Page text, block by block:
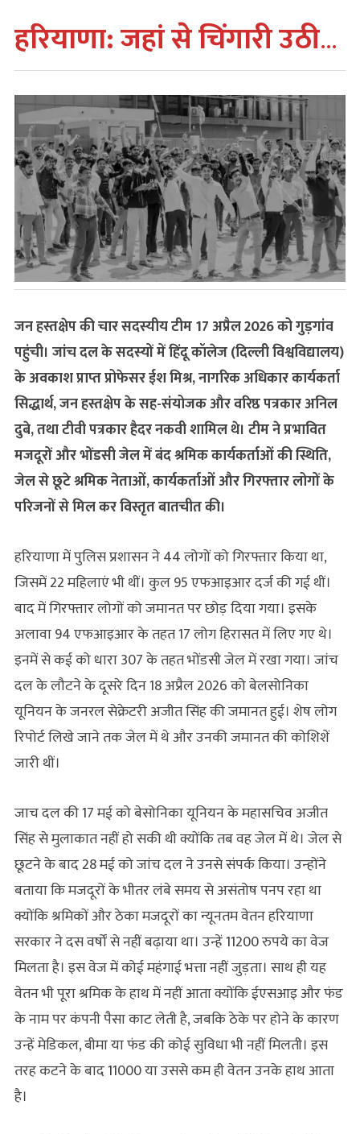
हरियाणा: जहां से चिंगारी उठी…
जन हस्तक्षेप की चार सदस्यीय टीम 17 अप्रैल 2026 को गुड़गांव
पहुंची। जांच दल के सदस्‍यों में हिंदू कॉलेज (दिल्ली विश्वविद्यालय)
के अवकाश प्राप्‍त प्रोफेसर ईश मिश्र, नागरिक अधिकार कार्यकर्ता
सिद्धार्थ, जन हस्तक्षेप के सह-संयोजक और वरिष्ठ पत्रकार अनिल
दुबे, तथा टीवी पत्रकार हैदर नकवी शामिल थे। टीम ने प्रभावित
मजदूरों और भोंडसी जेल में बंद श्रमिक कार्यकर्ताओं की स्थिति,
जेल से छूटे श्रमिक नेताओं, कार्यकर्ताओं और गिरफ्तार लोगों के
परिजनों से मिल कर विस्तृत बातचीत की।
हरियाणा में पुलिस प्रशासन ने 44 लोगों को गिरफ्तार किया था,
जिसमें 22 महिलाएं भी थीं। कुल 95 एफआइआर दर्ज की गई थीं।
बाद में गिरफ्तार लोगों को जमानत पर छोड़ दिया गया। इसके
अलावा 94 एफआइआर के तहत 17 लोग हिरासत में लिए गए थे।
इनमें से कई को धारा 307 के तहत भोंडसी जेल में रखा गया। जांच
दल के लौटने के दूसरे दिन 18 अप्रैल 2026 को बेलसोनिका
यूनियन के जनरल सेक्रेटरी अजीत सिंह की जमानत हुई। शेष लोग
रिपोर्ट लिखे जाने तक जेल में थे और उनकी जमानत की कोशिशें
जारी थीं।
जाच दल की 17 मई को बेसोनिका यूनियन के महासचिव अजीत
सिंह से मुलाकात नहीं हो सकी थी क्योंकि तब वह जेल में थे। जेल से
छूटने के बाद 28 मई को जांच दल ने उनसे संपर्क किया। उन्‍होंने
बताया कि मजदूरों के भीतर लंबे समय से असंतोष पनप रहा था
क्योंकि श्रमिकों और ठेका मजदूरों का न्यूनतम वेतन हरियाणा
सरकार ने दस वर्षों से नहीं बढ़ाया था। उन्हें 11200 रुपये का वेज
मिलता है। इस वेज में कोई महंगाई भत्ता नहीं जुड़ता। साथ ही यह
वेतन भी पूरा श्रमिक के हाथ में नहीं आता क्योंकि ईएसआइ और फंड
के नाम पर कंपनी पैसा काट लेती है, जबकि ठेके पर होने के कारण
उन्हें मेडिकल, बीमा या फंड की कोई सुविधा भी नहीं मिलती। इस
तरह कटने के बाद 11000 या उससे कम ही वेतन उनके हाथ आता
है।